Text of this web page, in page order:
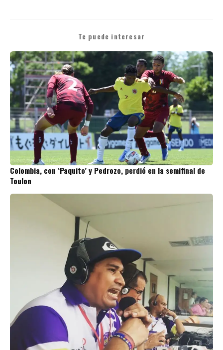
Te puede interesar
Colombia, con ‘Paquito’ y Pedrozo, perdió en la semifinal de
Toulon